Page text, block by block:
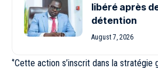
libéré après
détention
August 7, 2026
‘’Cette action s’inscrit dans la